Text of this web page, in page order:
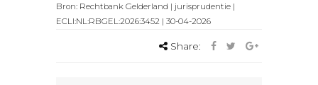
Bron: Rechtbank Gelderland | jurisprudentie |
ECLI:NL:RBGEL:2026:3452 | 30-04-2026
Share: